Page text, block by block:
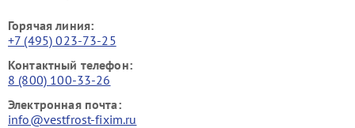
Горячая линия:
+7 (495) 023-73-25
Контактный телефон:
8 (800) 100-33-26
Электронная почта:
info@vestfrost-fixim.ru